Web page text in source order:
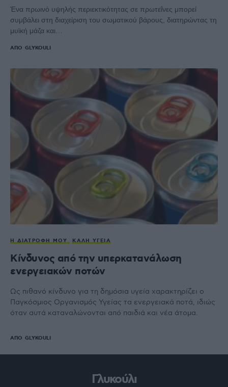
Ένα πρωινό υψηλής περιεκτικότητας σε πρωτεΐνες μπορεί
συμβάλει στη διαχείριση του σωματικού βάρους, διατηρώντας τη
μυϊκή μάζα και…
ΑΠΌ GLYKOULI
Η ΔΙΑΤΡΟΦΉ ΜΟΥ ΚΑΛΉ ΥΓΕΊΑ
Κίνδυνος από την υπερκατανάλωση
ενεργειακών ποτών
Ως πιθανό κίνδυνο για τη δημόσια υγεία χαρακτηρίζει ο
Παγκόσμιος Οργανισμός Υγείας τα ενεργειακά ποτά, ιδιώς
όταν αυτά καταναλώνονται από παιδιά και νέα άτομα.
ΑΠΌ GLYKOULI
Γλυκούλι